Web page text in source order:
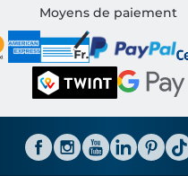
Moyens de paiement